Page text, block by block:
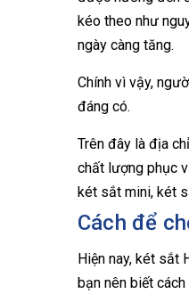
kéo theo như
ngày càng tăng.
Chính vì vậy,
đáng có.
Trên đây là địa
chất lượng phục
két sắt mini, két
Cách để
Hiện nay, két sắt
bạn nên biết